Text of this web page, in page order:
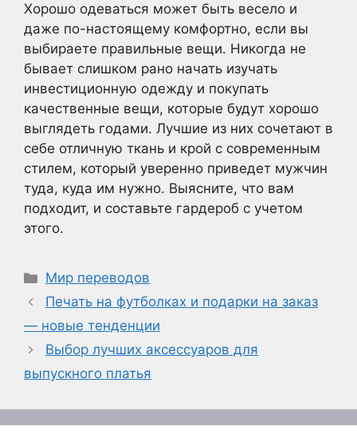
Хорошо одеваться может быть весело и
даже по-настоящему комфортно, если вы
выбираете правильные вещи. Никогда не
бывает слишком рано начать изучать
инвестиционную одежду и покупать
качественные вещи, которые будут хорошо
выглядеть годами. Лучшие из них сочетают в
себе отличную ткань и крой с современным
стилем, который уверенно приведет мужчин
туда, куда им нужно. Выясните, что вам
подходит, и составьте гардероб с учетом
этого.
Рубрики
Мир переводов
Печать на футболках и подарки на заказ
— новые тенденции
Выбор лучших аксессуаров для
выпускного платья